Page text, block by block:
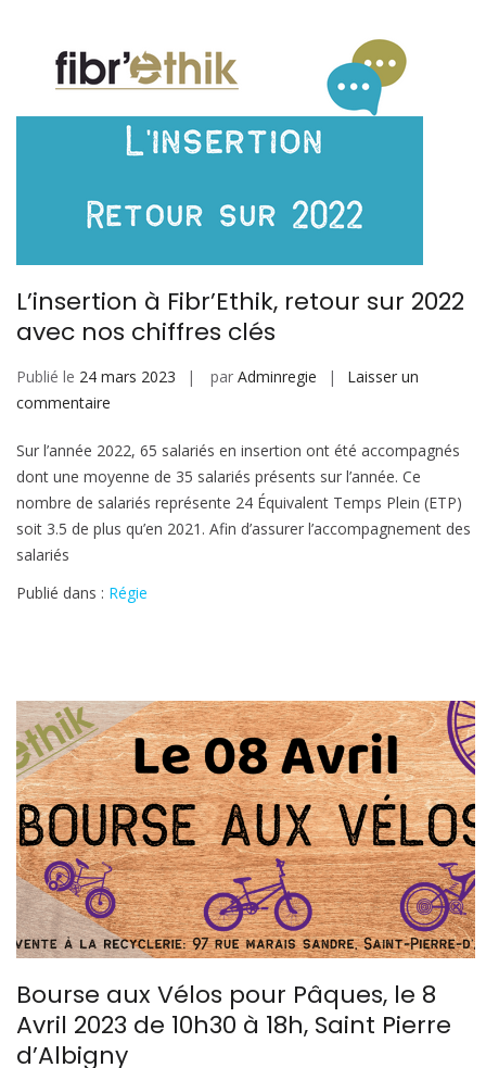
L’insertion à Fibr’Ethik, retour sur 2022
avec nos chiffres clés
Publié le 24 mars 2023 par Adminregie
Laisser un
commentaire
à
Fibr’Ethik,
retour
sur
avec
nos
Sur l’année 2022, 65 salariés en insertion ont été accompagnés
dont une moyenne de 35 salariés présents sur l’année. Ce
nombre de salariés représente 24 Équivalent Temps Plein (ETP)
soit 3.5 de plus qu’en 2021. Afin d’assurer l’accompagnement des
salariés
Publié dans : Régie
Bourse aux Vélos pour Pâques, le 8
Avril 2023 de 10h30 à 18h, Saint Pierre
d’Albigny